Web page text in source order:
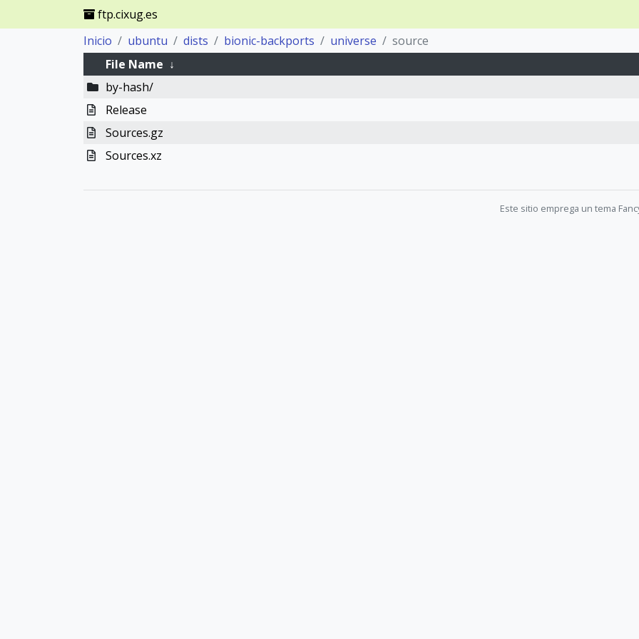
ftp.cixug.es
Inicio
ubuntu dists bionic-backports universe
source
File Name ↓
by-hash/
Release
Sources.gz
Sources.xz
Este sitio emprega un tema